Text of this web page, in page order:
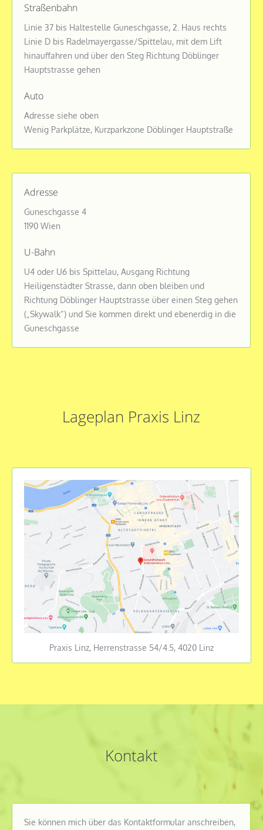
Straßenbahn
Linie 37 bis Haltestelle Guneschgasse, 2. Haus rechts
Linie D bis Radelmayergasse/Spittelau, mit dem Lift
hinauffahren und über den Steg Richtung Döblinger
Hauptstrasse gehen
Auto
Adresse siehe oben
Wenig Parkplätze, Kurzparkzone Döblinger Hauptstraße
Adresse
Guneschgasse 4
1190 Wien
U-Bahn
U4 oder U6 bis Spittelau, Ausgang Richtung
Heiligenstädter Strasse, dann oben bleiben und
Richtung Döblinger Hauptstrasse über einen Steg gehen
(„Skywalk“) und Sie kommen direkt und ebenerdig in die
Guneschgasse
Lageplan Praxis Linz
Praxis Linz, Herrenstrasse 54/4.5, 4020 Linz
Kontakt
Sie können mich über das Kontaktformular anschreiben,